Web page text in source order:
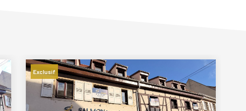
Exclusif